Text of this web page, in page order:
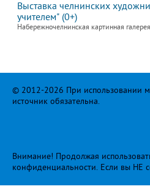
Выставка челнинских
учителем" (0+)
Набережночелнинская картинная
© 2012-2026 При использовании
источник обязательна.
Внимание! Продолжая
конфиденциальности. Если вы НЕ